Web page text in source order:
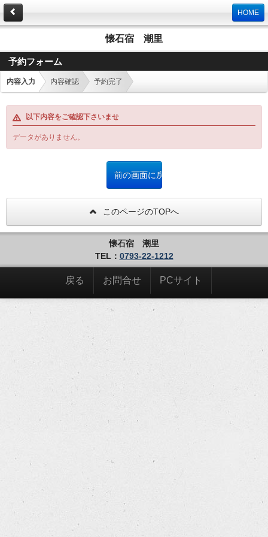
HOME
懐石宿 潮里
予約フォーム
内容入力 内容確認 予約完了
以下内容をご確認下さいませ
データがありません。
このページのTOPへ
懐石宿 潮里
TEL： 0793-22-1212
戻る お問合せ PCサイト